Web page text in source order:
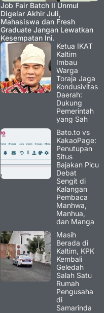
Job Fair Batch II Unmul
Digelar Akhir Juli,
Mahasiswa dan Fresh
Graduate Jangan Lewatkan
Kesempatan Ini.
Ketua IKAT
Kaltim
Imbau
Warga
Toraja Jaga
Kondusivitas
Daerah:
Dukung
Pemerintah
yang Sah
Bato.to vs
KakaoPage:
Penutupan
Situs
Bajakan Picu
Debat
Sengit di
Kalangan
Pembaca
Manhwa,
Manhua,
dan Manga
Masih
Berada di
Kaltim, KPK
Kembali
Geledah
Salah Satu
Rumah
Pengusaha
di
Samarinda